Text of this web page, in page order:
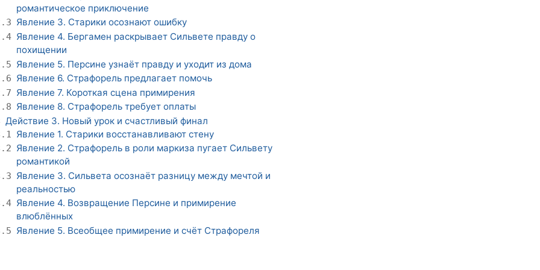
романтическое приключение
Явление 3. Старики осознают ошибку
Явление 4. Бергамен раскрывает Сильвете правду о
похищении
Явление 5. Персине узнаёт правду и уходит из дома
Явление 6. Страфорель предлагает помочь
Явление 7. Короткая сцена примирения
Явление 8. Страфорель требует оплаты
Действие 3. Новый урок и счастливый финал
Явление 1. Старики восстанавливают стену
Явление 2. Страфорель в роли маркиза пугает Сильвету
романтикой
Явление 3. Сильвета осознаёт разницу между мечтой и
реальностью
Явление 4. Возвращение Персине и примирение
влюблённых
Явление 5. Всеобщее примирение и счёт Страфореля